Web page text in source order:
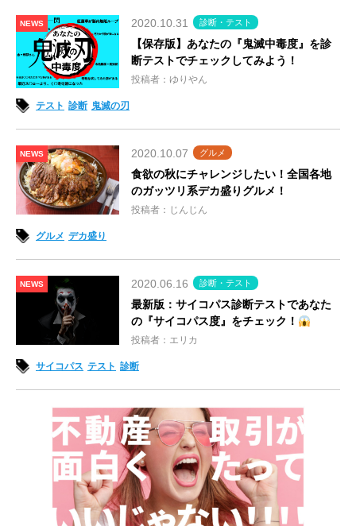
NEWS 2020.10.31 診断・テスト
【保存版】あなたの『鬼滅中毒度』を診
断テストでチェックしてみよう！
投稿者：ゆりやん
テスト 診断 鬼滅の刃
NEWS 2020.10.07 グルメ
食欲の秋にチャレンジしたい！全国各地
のガッツリ系デカ盛りグルメ！
投稿者：じんじん
グルメ デカ盛り
NEWS 2020.06.16 診断・テスト
最新版：サイコパス診断テストであなた
の『サイコパス度』をチェック！
投稿者：エリカ
サイコパス テスト 診断